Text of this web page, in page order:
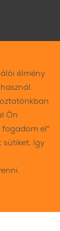
élmény
Ön
fogadom el"
sütiket, így